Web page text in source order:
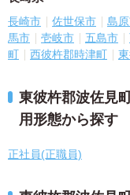
長崎市 佐世保市 島
馬市
壱岐市 五島市
町
西彼杵郡時津町
東彼杵郡波佐見
用形態から探す
正社員(正職員)